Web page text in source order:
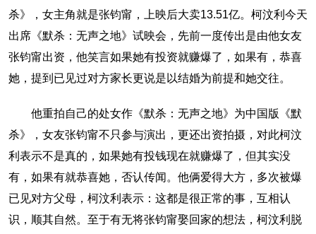
杀》，女主角就是张钧甯，上映后大卖13.51亿。柯汶利今天
出席《默杀：无声之地》试映会，先前一度传出是由他女友
张钧甯出资，他笑言如果她有投资就赚爆了，如果有，恭喜
她，提到已见过对方家长更说是以结婚为前提和她交往。
他重拍自己的处女作《默杀：无声之地》为中国版《默
杀》，女友张钧甯不只参与演出，更还出资拍摄，对此柯汶
利表示不是真的，如果她有投钱现在就赚爆了，但其实没
有，如果有就恭喜她，否认传闻。他俩爱得大方，多次被爆
已见对方父母，柯汶利表示：这都是很正常的事，互相认
识，顺其自然。至于有无将张钧甯娶回家的想法，柯汶利脱